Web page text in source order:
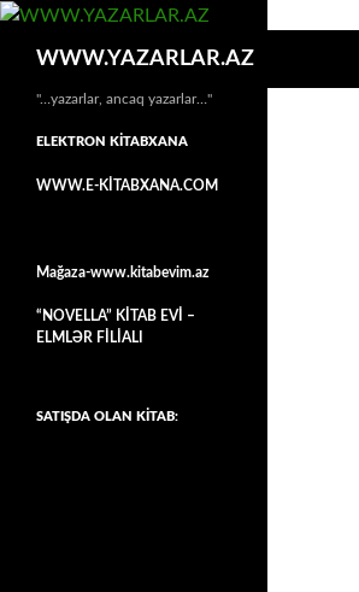
WWW.YAZARLAR.AZ
"…yazarlar, ancaq yazarlar…"
ELEKTRON KİTABXANA
WWW.E-KİTABXANA.COM
Mağaza-www.kitabevim.az
“NOVELLA” KİTAB EVİ –
ELMLƏR FİLİALI
SATIŞDA OLAN KİTAB: